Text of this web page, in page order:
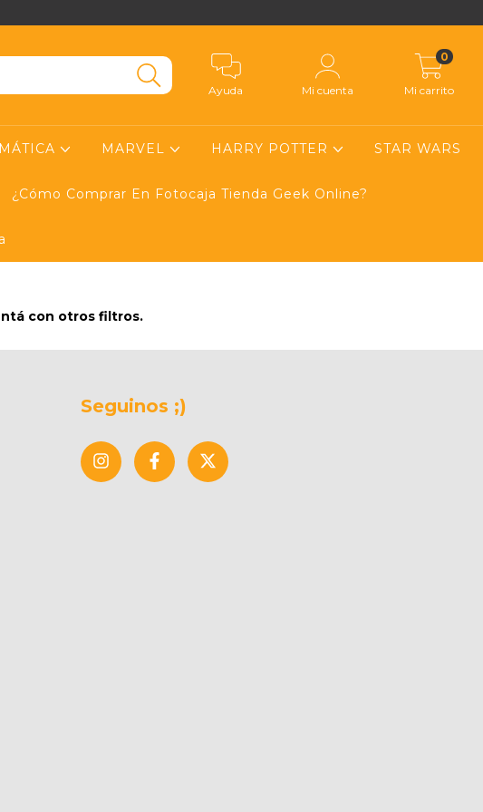
Ayuda Mi cuenta Mi carrito
0
MARVEL HARRY POTTER STAR WARS
¿Cómo Comprar En Fotocaja Tienda Geek Online?
con otros filtros.
Seguinos ;)